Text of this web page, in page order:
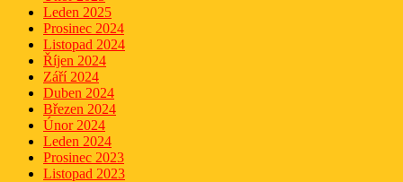
Leden 2025
Prosinec 2024
Listopad 2024
Říjen 2024
Září 2024
Duben 2024
Březen 2024
Únor 2024
Leden 2024
Prosinec 2023
Listopad 2023